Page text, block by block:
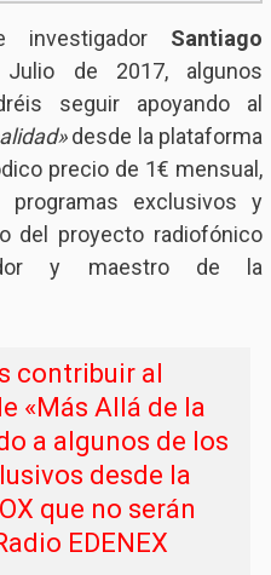
investigador Santiago
de 2017, algunos
seguir apoyando al
desde la plataforma
precio de 1€ mensual,
exclusivos y
del proyecto radiofónico
y maestro de la
contribuir al
«Más Allá de la
a algunos de los
desde la
que no serán
EDENEX